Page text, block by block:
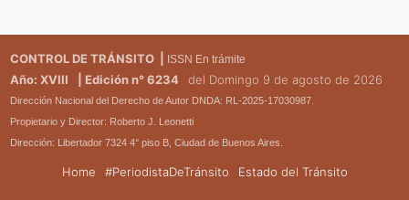
CONTROL DE TRÁNSITO | ISSN En trámite
Año: XVIII | Edición n° 6234 del Domingo 9 de agosto de 2026
Dirección Nacional del Derecho de Autor DNDA: RL-2025-17030987.
Propietario y Director: Roberto J. Leonetti
Dirección: Libertador 7324 4° piso B, Ciudad de Buenos Aires.
Home #PeriodistaDeTránsito Estado del Tránsito